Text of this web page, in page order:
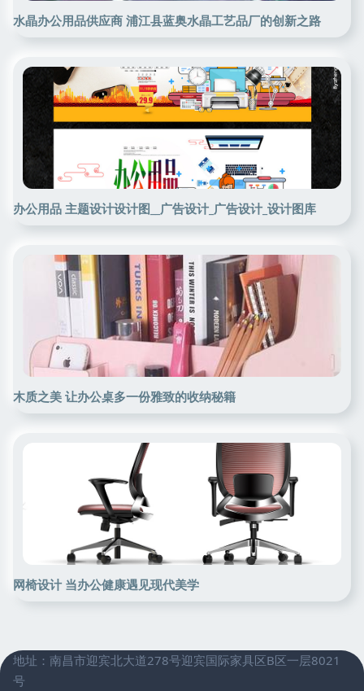
水晶办公用品供应商 浦江县蓝奥水晶工艺品厂的创新之路
办公用品 主题设计设计图__广告设计_广告设计_设计图库
木质之美 让办公桌多一份雅致的收纳秘籍
网椅设计 当办公健康遇见现代美学
地址：南昌市迎宾北大道278号迎宾国际家具区B区一层8021
号